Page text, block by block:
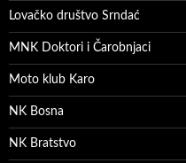
Lovačko društvo Srndać
MNK Doktori i Čarobnjaci
Moto klub Karo
NK Bosna
NK Bratstvo